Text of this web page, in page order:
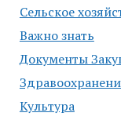
Сельское
Важно знать
Документы
Культура